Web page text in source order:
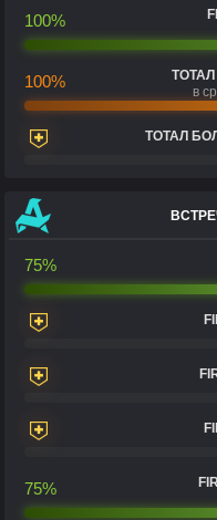
100%
100%
в
ТОТАЛ
75%
75%